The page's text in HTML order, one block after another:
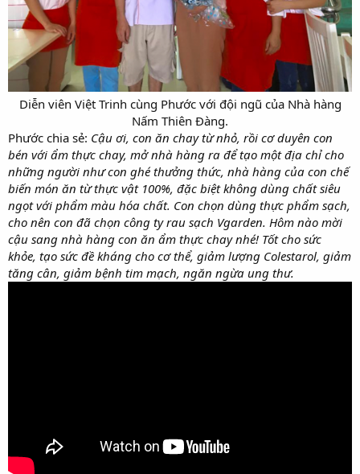
Diễn viên Việt Trinh cùng Phước với đội ngũ của Nhà hàng
Nấm Thiên Đàng.​
Phước chia sẻ: Cậu ơi, con ăn chay từ nhỏ, rồi cơ duyên con
bén với ẩm thực chay, mở nhà hàng ra để tạo một địa chỉ cho
những người như con ghé thưởng thức, nhà hàng của con chế
biến món ăn từ thực vật 100%, đặc biệt không dùng chất siêu
ngọt với phẩm màu hóa chất. Con chọn dùng thực phẩm sạch,
cho nên con đã chọn công ty rau sạch Vgarden. Hôm nào mời
cậu sang nhà hàng con ăn ẩm thực chay nhé! Tốt cho sức
khỏe, tạo sức đề kháng cho cơ thể, giảm lượng Colestarol, giảm
tăng cân, giảm bệnh tim mạch, ngăn ngừa ung thư.